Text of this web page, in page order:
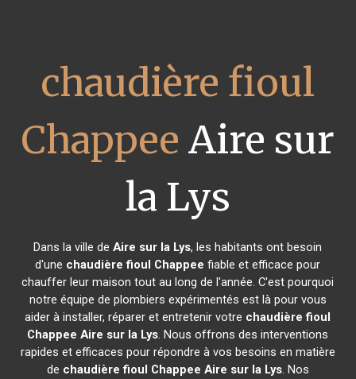
chaudière fioul
Chappee Aire sur
la Lys
Dans la ville deAire sur la Lys, les habitants ont besoin
d'une chaudière fioul Chappee fiable et efficace pour
chauffer leur maison tout au long de l'année. C'est pourquoi
notre équipe de plombiers expérimentés est là pour vous
aider à installer, réparer et entretenir votre chaudière fioul
Chappee Aire sur la Lys. Nous offrons des interventions
rapides et efficaces pour répondre à vos besoins en matière
de chaudière fioul Chappee Aire sur la Lys. Nos